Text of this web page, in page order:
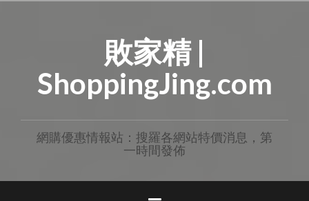
敗家精 |
ShoppingJing.com
網購優惠情報站：搜羅各網站特價消息，第
一時間發佈